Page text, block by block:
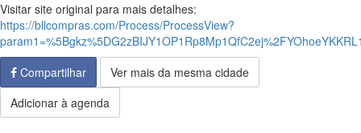
Visitar site original para mais detalhes:
https://bllcompras.com/Process/ProcessView?
Compartilhar
Ver mais da mesma cidade
Adicionar à agenda